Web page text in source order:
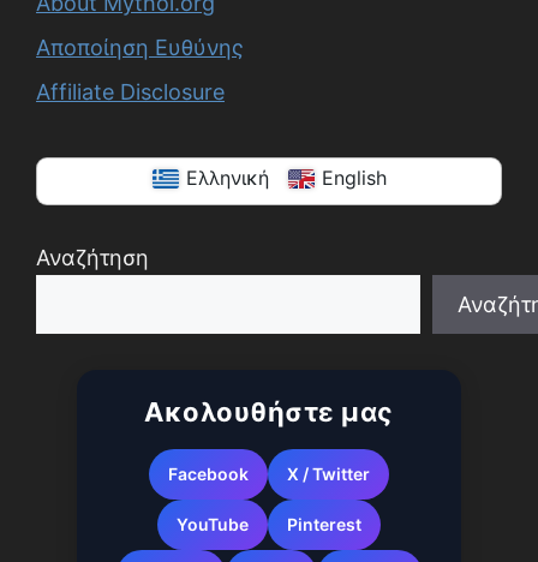
Αποποίηση Ευθύνης
Affiliate Disclosure
Ελληνική English
Αναζήτηση
Ακολουθήστε μας
Facebook X / Twitter
YouTube Pinterest